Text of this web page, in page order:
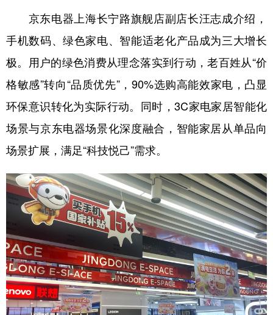
京东电器上海长宁路旗舰店副店长汪志成介绍，
手机数码、绿色家电、智能适老化产品成为三大增长
极。用户的绿色消费从理念落实到行动，老百姓从“价
格敏感”转向“品质优先”，90%选购高能效家电，凸显
环保意识转化为实际行动。同时，3C家电家居智能化
场景与京东电器场景化深度融合，智能家居从单品向
场景扩展，满足“科技悦己”需求。